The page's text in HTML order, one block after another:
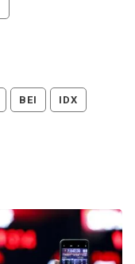
BEI IDX